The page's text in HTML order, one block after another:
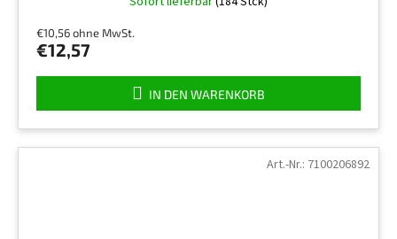
€10,56 ohne MwSt.
€12,57
IN DEN WARENKORB
Art.-Nr.: 7100206892